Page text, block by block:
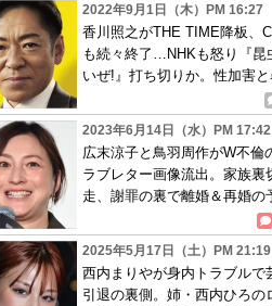
2022年9月1日（木）PM 16:27
香川照之がTHE TIME降板、
も続々終了…NHKも怒り『昆
いぜ!』打ち切りか。性加害と
2023年6月14日（水）PM 17:42
広末涼子と鳥羽周作がW不倫
ラブレター画像流出。家族裏
走、謝罪の裏で離婚＆再婚の
2025年5月17日（土）PM 21:19
西内まりやが身内トラブルで
引退の裏側。姉・西内ひろの